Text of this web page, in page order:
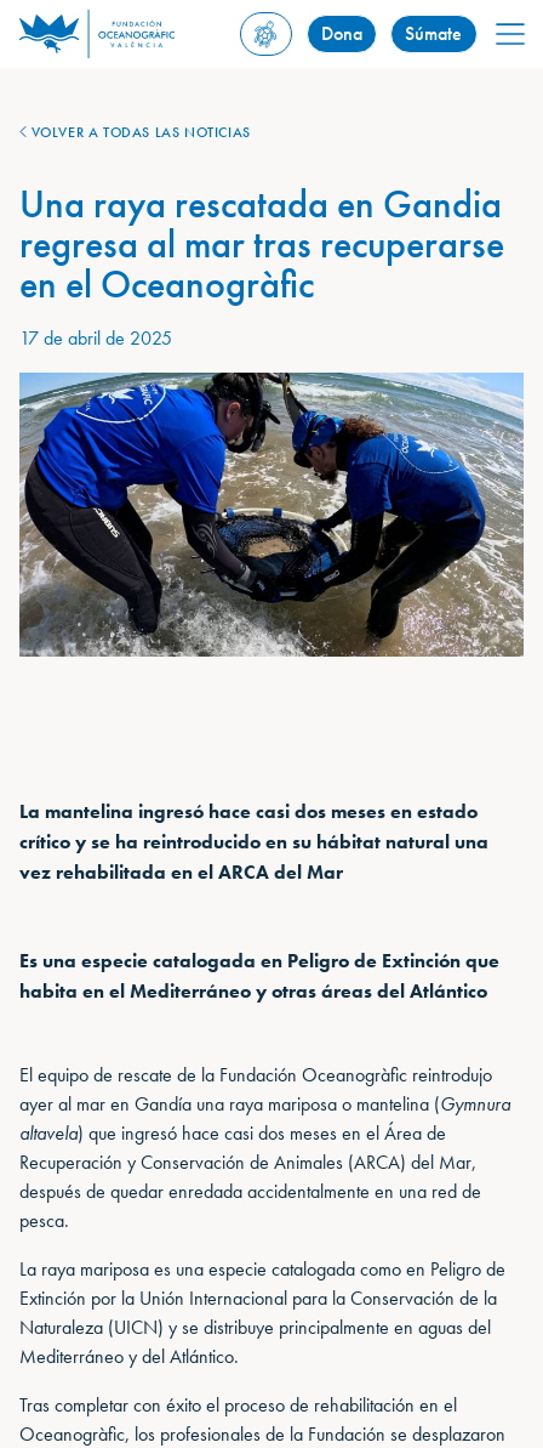
Dona Súmate
VOLVER A TODAS LAS NOTICIAS
Una raya rescatada en Gandia
regresa al mar tras recuperarse
en el Oceanogràfic
17 de abril de 2025
La mantelina ingresó hace casi dos meses en estado
crítico y se ha reintroducido en su hábitat natural una
vez rehabilitada en el ARCA del Mar
Es una especie catalogada en Peligro de Extinción que
habita en el Mediterráneo y otras áreas del Atlántico
El equipo de rescate de la Fundación Oceanogràfic reintrodujo
ayer al mar en Gandía una raya mariposa o mantelina (Gymnura
altavela) que ingresó hace casi dos meses en el Área de
Recuperación y Conservación de Animales (ARCA) del Mar,
después de quedar enredada accidentalmente en una red de
pesca.
La raya mariposa es una especie catalogada como en Peligro de
Extinción por la Unión Internacional para la Conservación de la
Naturaleza (UICN) y se distribuye principalmente en aguas del
Mediterráneo y del Atlántico.
Tras completar con éxito el proceso de rehabilitación en el
Oceanogràfic, los profesionales de la Fundación se desplazaron